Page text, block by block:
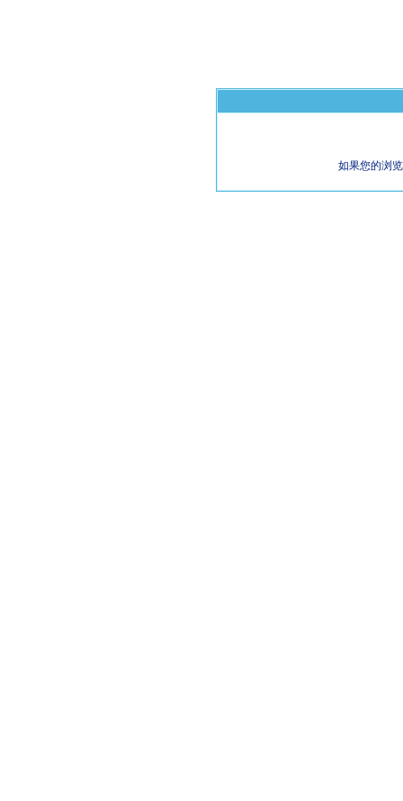
如果您的浏